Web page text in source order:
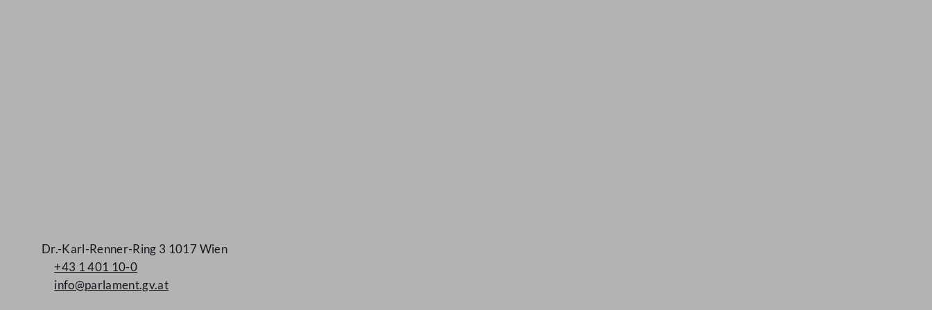
Dr.-Karl-Renner-Ring 3 1017 Wien
+43 1 401 10-0
info@parlament.gv.at